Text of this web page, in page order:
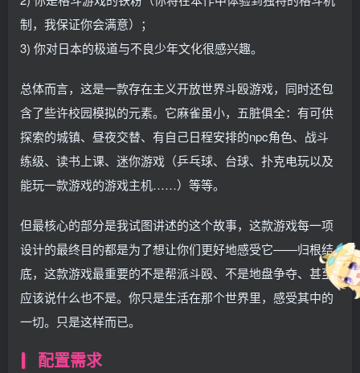
制，我保证你会满意）；
3) 你对日本的极道与不良少年文化很感兴趣。
总体而言，这是一款存在主义开放世界斗殴游戏，同时还包
含了些许校园模拟的元素。它麻雀虽小，五脏俱全：有可供
探索的城镇、昼夜交替、有自己日程安排的npc角色、战斗
练级、读书上课、迷你游戏（乒乓球、台球、扑克电玩以及
能玩一款游戏的游戏主机……）等等。
但最核心的部分是我试图讲述的这个故事，这款游戏每一项
设计的最终目的都是为了想让你们更好地感受它——归根结
底，这款游戏最重要的不是帮派斗殴、不是地盘争夺、甚至
应该说什么也不是。你只是生活在那个世界里，感受其中的
一切。只是这样而已。
配置需求